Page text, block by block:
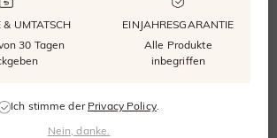
748,00 €
Ab
742,50 €
& UMTATSCH
30 Tagen
EINJAHRESGARANTIE
Alle Produkte
inbegriffen
Ich stimme der Privacy Policy.
Nein, danke.